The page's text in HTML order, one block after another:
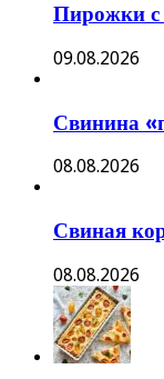
Пирожки с
09.08.2026
Свинина
08.08.2026
Свиная
08.08.2026